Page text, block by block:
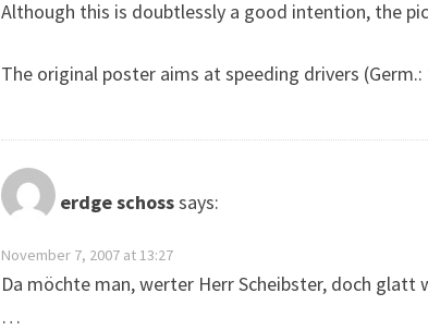
Although this is doubtlessly a good intention, the
The original poster aims at speeding drivers (Germ.:
erdge schosssays:
November 7, 2007 at 13:27
Da möchte man, werter Herr Scheibster, doch glatt
…